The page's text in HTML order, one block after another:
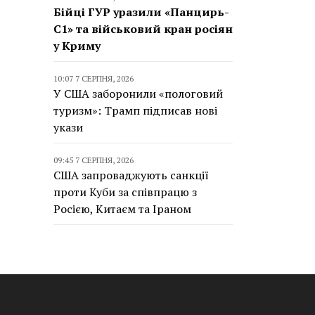
Бійці ГУР уразили «Панцирь-
С1» та військовий кран росіян
у Криму
10:07 7 СЕРПНЯ, 2026
У США заборонили «пологовий
туризм»: Трамп підписав нові
укази
09:45 7 СЕРПНЯ, 2026
США запроваджують санкції
проти Куби за співпрацю з
Росією, Китаєм та Іраном